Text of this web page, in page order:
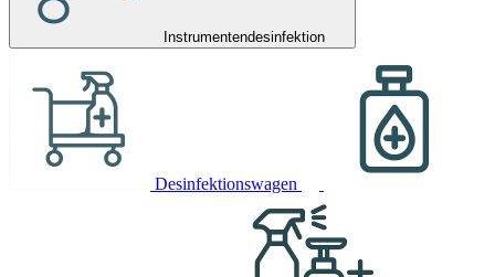
Instrumentendesinfektion
Desinfektionswagen